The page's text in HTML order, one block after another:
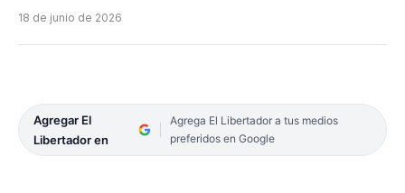
18 de junio de 2026
Agregar El
Libertador en
Agrega El Libertador a tus medios
preferidos en Google